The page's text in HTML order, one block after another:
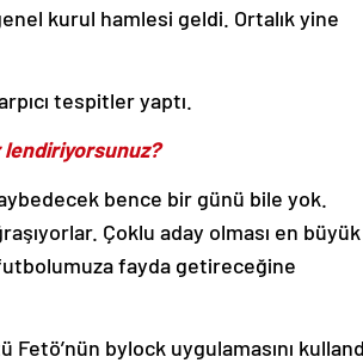
kurul hamlesi geldi. Ortalık yine
tespitler yaptı.
lendiriyorsunuz?
bence bir günü bile yok.
Çoklu aday olması en büyük
fayda getireceğine
bylock uygulamasını